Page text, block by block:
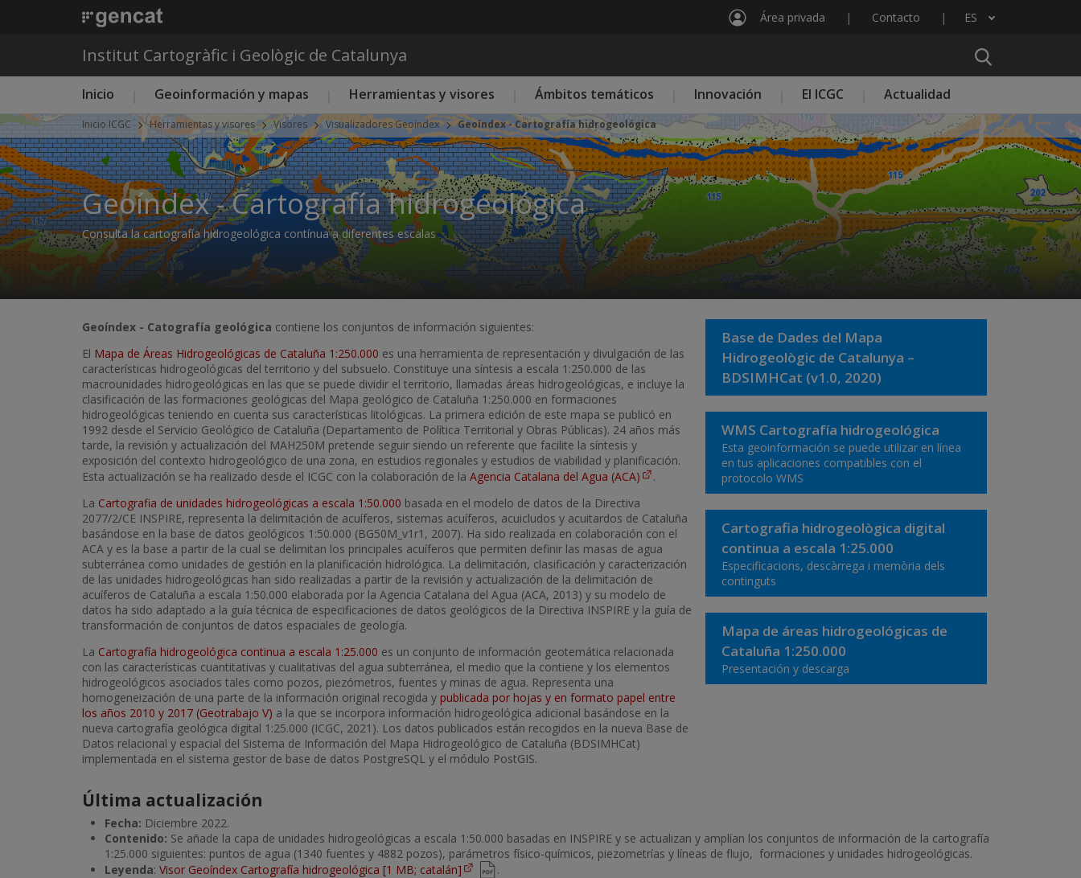
Área privada Contacto ES
Lista adicional de acciones
Institut Cartogràfic i Geològic de Catalunya
Menú principal ICGC
Inicio Geoinformación y mapas Herramientas y visores Ámbitos temáticos Innovación El ICGC Actualidad
Inicio ICGC Herramientas y visores Visores Visualizadores Geoíndex Geoíndex - Cartografía hidrogeológica
Geoíndex - Cartografía hidrogeológica
Consulta la cartografía hidrogeológica contínua a diferentes escalas
Geoíndex - Catografía geológica contiene los conjuntos de información siguientes:
El Mapa de Áreas Hidrogeológicas de Cataluña 1:250.000 es una herramienta de representación y divulgación de las
características hidrogeológicas del territorio y del subsuelo. Constituye una síntesis a escala 1:250.000 de las
macrounidades hidrogeológicas en las que se puede dividir el territorio, llamadas áreas hidrogeológicas, e incluye la
clasificación de las formaciones geológicas del Mapa geológico de Cataluña 1:250.000 en formaciones
hidrogeológicas teniendo en cuenta sus características litológicas. La primera edición de este mapa se publicó en
1992 desde el Servicio Geológico de Cataluña (Departamento de Política Territorial y Obras Públicas). 24 años más
tarde, la revisión y actualización del MAH250M pretende seguir siendo un referente que facilite la síntesis y
exposición del contexto hidrogeológico de una zona, en estudios regionales y estudios de viabilidad y planificación.
Esta actualización se ha realizado desde el ICGC con la colaboración de la Agencia Catalana del Agua (ACA)
.
La Cartografia de unidades hidrogeológicas a escala 1:50.000 basada en el modelo de datos de la Directiva
2077/2/CE INSPIRE, representa la delimitación de acuíferos, sistemas acuíferos, acuicludos y acuitardos de Cataluña
basándose en la base de datos geológicos 1:50.000 (BG50M_v1r1, 2007). Ha sido realizada en colaboración con el
ACA y es la base a partir de la cual se delimitan los principales acuíferos que permiten definir las masas de agua
subterránea como unidades de gestión en la planificación hidrológica. La delimitación, clasificación y caracterización
de las unidades hidrogeológicas han sido realizadas a partir de la revisión y actualización de la delimitación de
acuíferos de Cataluña a escala 1:50.000 elaborada por la Agencia Catalana del Agua (ACA, 2013) y su modelo de
datos ha sido adaptado a la guía técnica de especificaciones de datos geológicos de la Directiva INSPIRE y la guía de
transformación de conjuntos de datos espaciales de geología.
La Cartografía hidrogeológica continua a escala 1:25.000 es un conjunto de información geotemática relacionada
con las características cuantitativas y cualitativas del agua subterránea, el medio que la contiene y los elementos
hidrogeológicos asociados tales como pozos, piezómetros, fuentes y minas de agua. Representa una
homogeneización de una parte de la información original recogida y publicada por hojas y en formato papel entre
los años 2010 y 2017 (Geotrabajo V) a la que se incorpora información hidrogeológica adicional basándose en la
nueva cartografía geológica digital 1:25.000 (ICGC, 2021). Los datos publicados están recogidos en la nueva Base de
Datos relacional y espacial del Sistema de Información del Mapa Hidrogeológico de Cataluña (BDSIMHCat)
implementada en el sistema gestor de base de datos PostgreSQL y el módulo PostGIS.
Base de Dades del Mapa
Hidrogeològic de Catalunya –
BDSIMHCat (v1.0, 2020)
WMS Cartografía hidrogeológica
Esta geoinformación se puede utilizar en línea
en tus aplicaciones compatibles con el
protocolo WMS
Cartografia hidrogeològica digital
continua a escala 1:25.000
Especificacions, descàrrega i memòria dels
continguts
Mapa de áreas hidrogeológicas de
Cataluña 1:250.000
Presentación y descarga
Última actualización
Fecha: Diciembre 2022.
Contenido: Se añade la capa de unidades hidrogeológicas a escala 1:50.000 basadas en INSPIRE y se actualizan y amplían los conjuntos de información de la cartografía
1:25.000 siguientes: puntos de agua (1340 fuentes y 4882 pozos), parámetros físico-químicos, piezometrías y líneas de flujo, formaciones y unidades hidrogeológicas.
Leyenda: Visor Geoíndex Cartografía hidrogeológica [1 MB; catalán] .